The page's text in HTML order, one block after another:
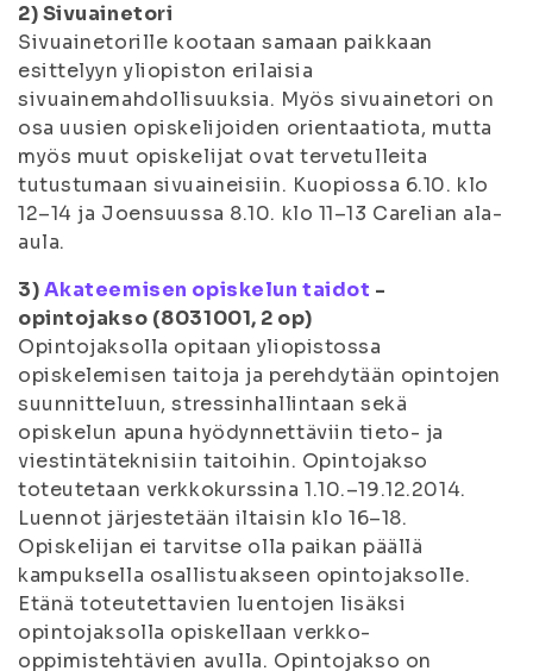
2) Sivuainetori
Sivuainetorille kootaan samaan paikkaan
esittelyyn yliopiston erilaisia
sivuainemahdollisuuksia. Myös sivuainetori on
osa uusien opiskelijoiden orientaatiota, mutta
myös muut opiskelijat ovat tervetulleita
tutustumaan sivuaineisiin. Kuopiossa 6.10. klo
12–14 ja Joensuussa 8.10. klo 11–13 Carelian ala-
aula.
3)Akateemisen opiskelun taidot -
opintojakso (8031001, 2 op)
Opintojaksolla opitaan yliopistossa
opiskelemisen taitoja ja perehdytään opintojen
suunnitteluun, stressinhallintaan sekä
opiskelun apuna hyödynnettäviin tieto- ja
viestintäteknisiin taitoihin. Opintojakso
toteutetaan verkkokurssina 1.10.–19.12.2014.
Luennot järjestetään iltaisin klo 16–18.
Opiskelijan ei tarvitse olla paikan päällä
kampuksella osallistuakseen opintojaksolle.
Etänä toteutettavien luentojen lisäksi
opintojaksolla opiskellaan verkko-
oppimistehtävien avulla. Opintojakso on